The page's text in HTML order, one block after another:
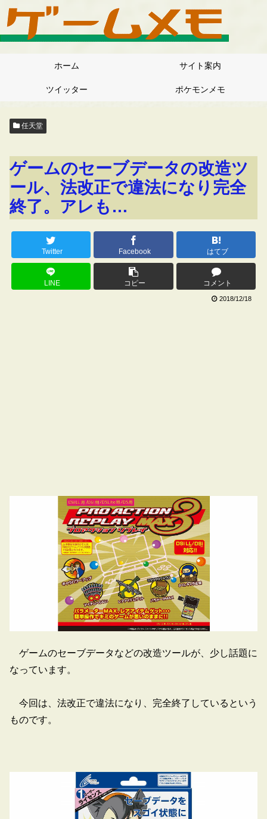
ホーム サイト案内
ツイッター ポケモンメモ
任天堂
ゲームのセーブデータの改造ツ
ール、法改正で違法になり完全
終了。アレも…
Twitter Facebook はてブ
LINE コピー コメント
2018/12/18
ゲームのセーブデータなどの改造ツールが、少し話題に
なっています。
今回は、法改正で違法になり、完全終了しているという
ものです。